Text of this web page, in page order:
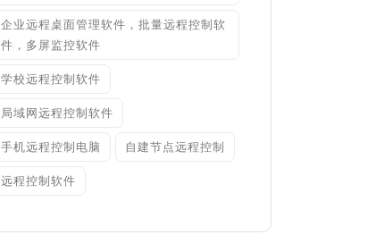
企业远程桌面管理软件，批量远程控制软
件，多屏监控软件
学校远程控制软件
局域网远程控制软件
手机远程控制电脑 自建节点远程控制
远程控制软件